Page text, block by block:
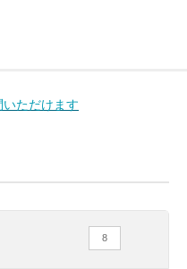
ただけます
8